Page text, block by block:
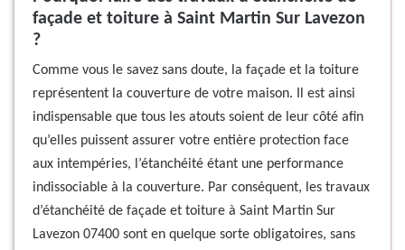
façade et toiture à Saint Martin Sur Lavezon
?
Comme vous le savez sans doute, la façade et la toiture
représentent la couverture de votre maison. Il est ainsi
indispensable que tous les atouts soient de leur côté afin
qu’elles puissent assurer votre entière protection face
aux intempéries, l’étanchéité étant une performance
indissociable à la couverture. Par conséquent, les travaux
d’étanchéité de façade et toiture à Saint Martin Sur
Lavezon 07400 sont en quelque sorte obligatoires, sans